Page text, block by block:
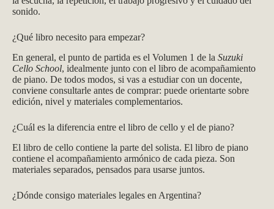
sonido.
¿Qué libro necesito para empezar?
En general, el punto de partida es el Volumen 1 de la Suzuki
Cello School, idealmente junto con el libro de acompañamiento
de piano. De todos modos, si vas a estudiar con un docente,
conviene consultarle antes de comprar: puede orientarte sobre
edición, nivel y materiales complementarios.
¿Cuál es la diferencia entre el libro de cello y el de piano?
El libro de cello contiene la parte del solista. El libro de piano
contiene el acompañamiento armónico de cada pieza. Son
materiales separados, pensados para usarse juntos.
¿Dónde consigo materiales legales en Argentina?